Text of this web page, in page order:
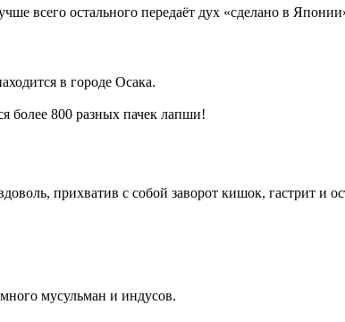
всего остального передаёт дух «сделано в
в городе Осака.
более 800 разных пачек лапши!
прихватив с собой заворот кишок, гастрит и
мусульман и индусов.